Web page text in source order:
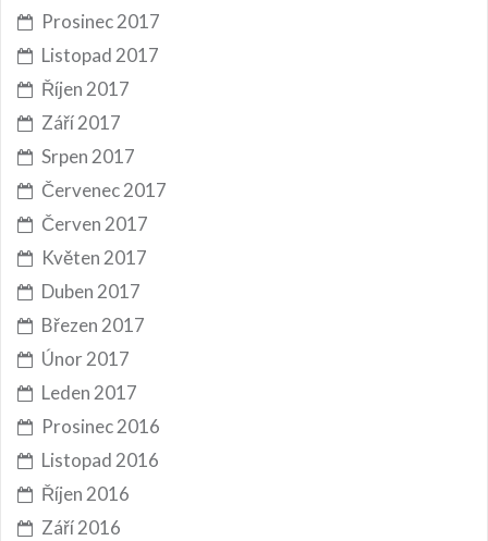
Prosinec 2017
Listopad 2017
Říjen 2017
Září 2017
Srpen 2017
Červenec 2017
Červen 2017
Květen 2017
Duben 2017
Březen 2017
Únor 2017
Leden 2017
Prosinec 2016
Listopad 2016
Říjen 2016
Září 2016